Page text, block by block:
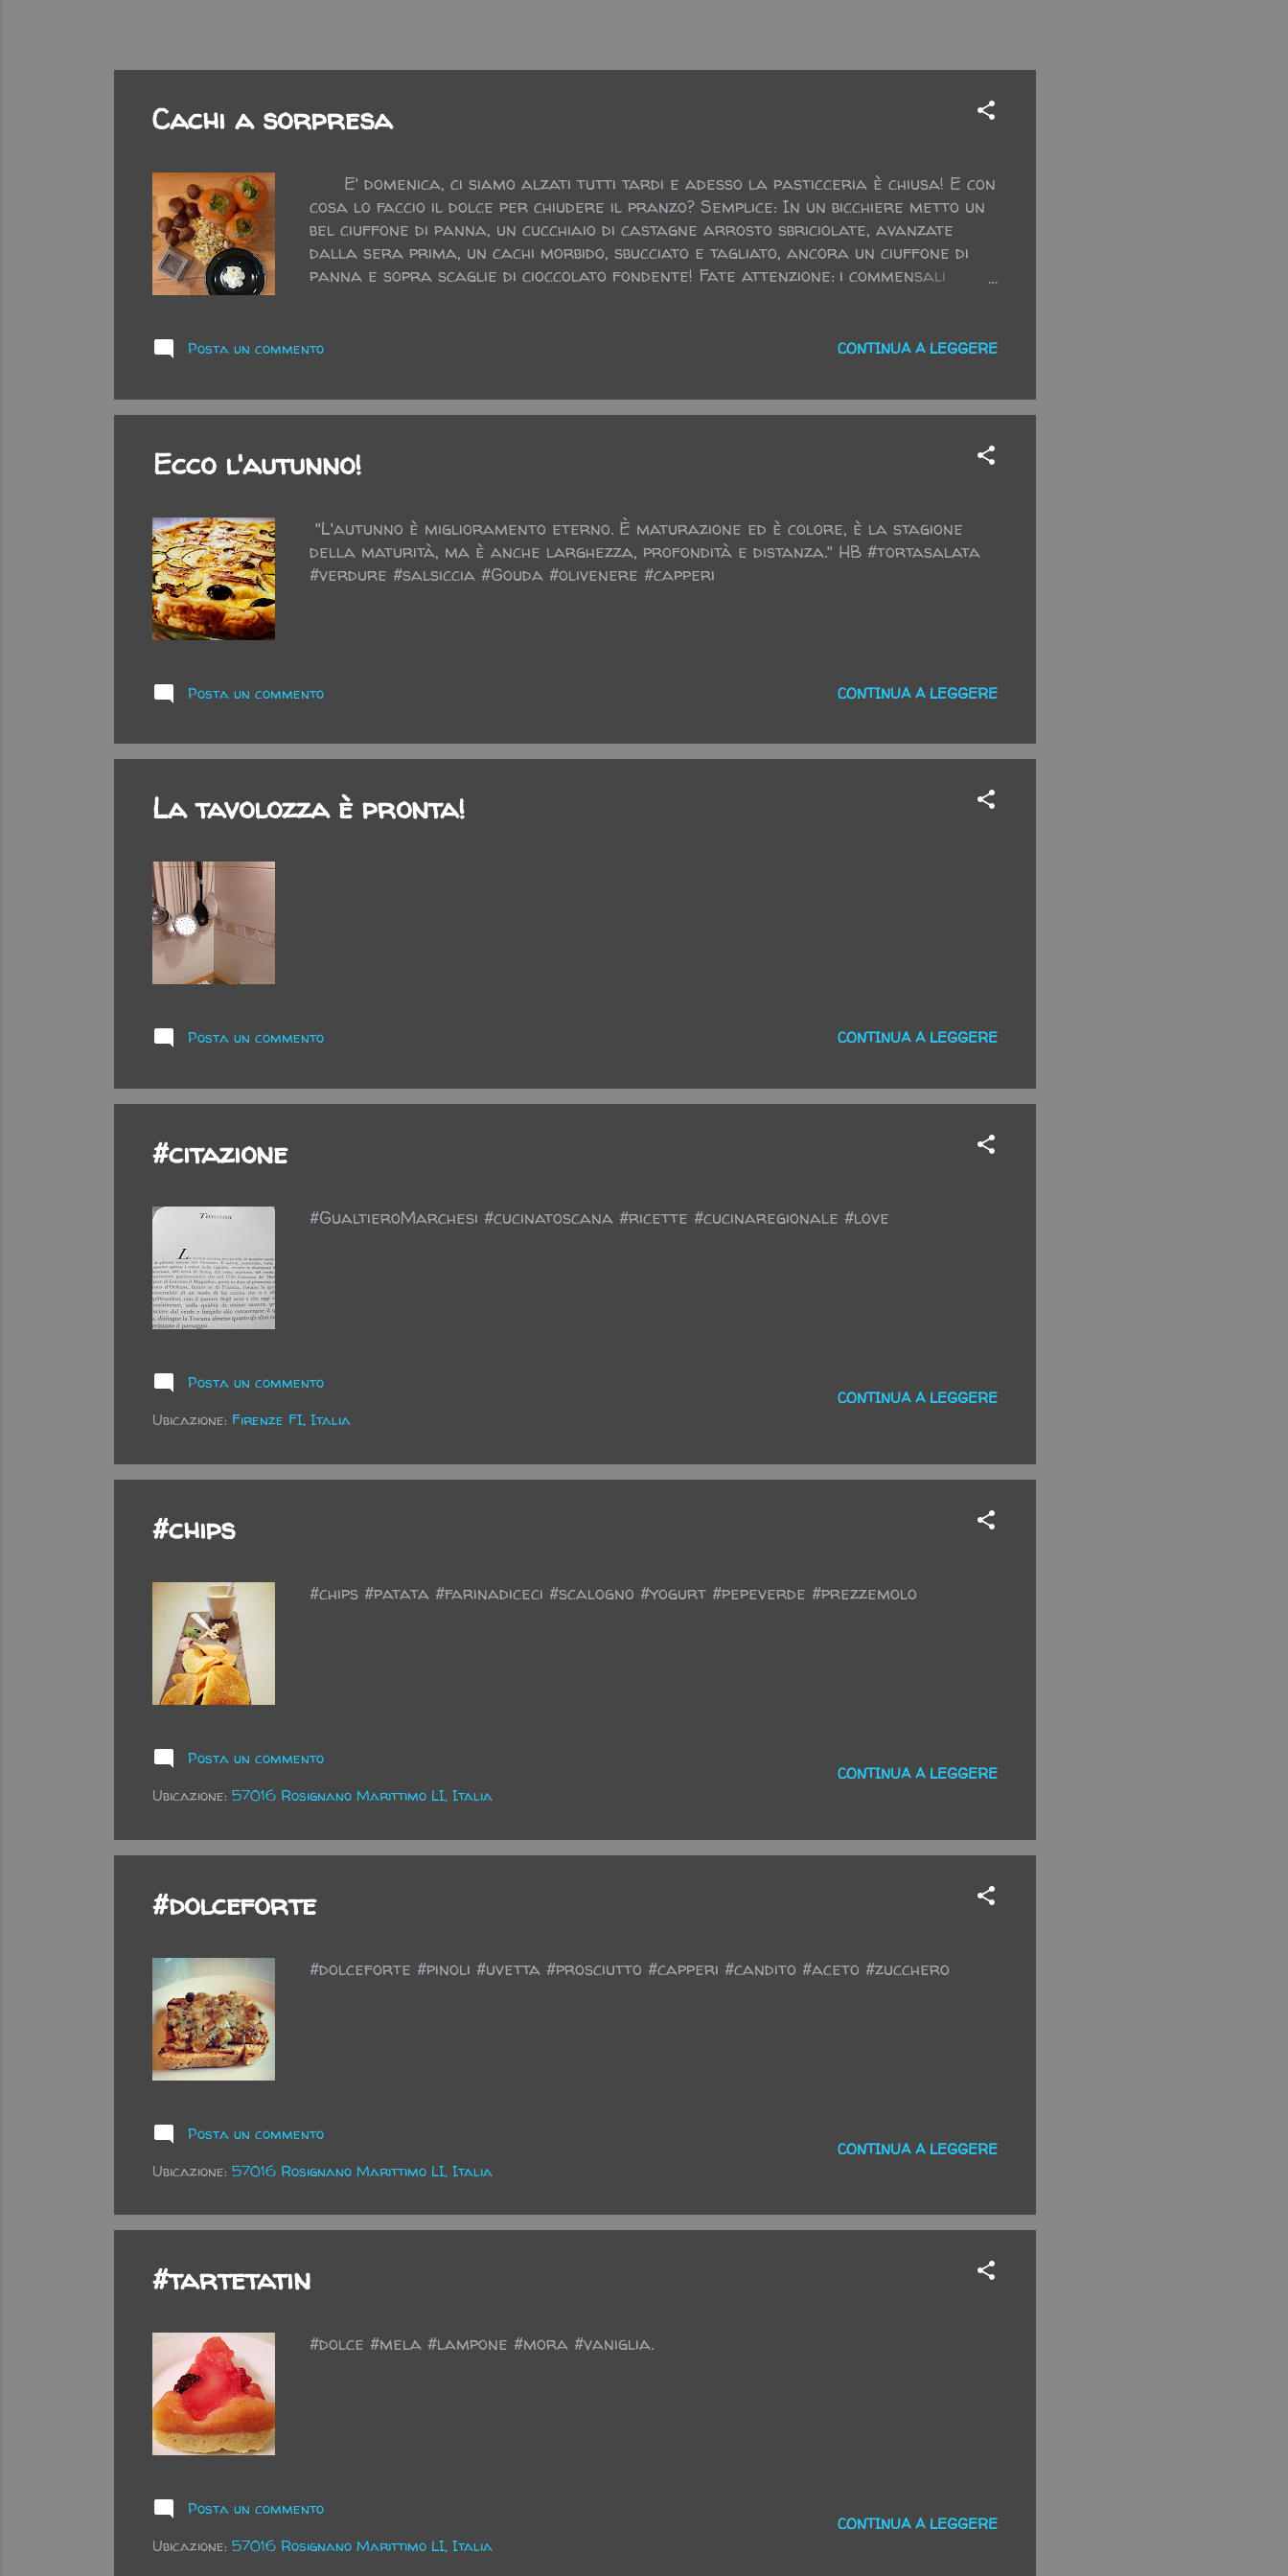
Cachi a sorpresa
E' domenica, ci siamo alzati tutti tardi e adesso la pasticceria è chiusa! E con
cosa lo faccio il dolce per chiudere il pranzo? Semplice: In un bicchiere metto un
bel ciuffone di panna, un cucchiaio di castagne arrosto sbriciolate, avanzate
dalla sera prima, un cachi morbido, sbucciato e tagliato, ancora un ciuffone di
panna e sopra scaglie di cioccolato fondente! Fate attenzione: i commensali
Posta un commento CONTINUA A LEGGERE
Ecco l'autunno!
"L'autunno è miglioramento eterno. È maturazione ed è colore, è la stagione
della maturità, ma è anche larghezza, profondità e distanza." HB #tortasalata
#verdure #salsiccia #Gouda #olivenere #capperi
Posta un commento CONTINUA A LEGGERE
La tavolozza è pronta!
Posta un commento CONTINUA A LEGGERE
#citazione
#GualtieroMarchesi #cucinatoscana #ricette #cucinaregionale #love
Posta un commento
Ubicazione: Firenze FI, Italia
CONTINUA A LEGGERE
#chips
#chips #patata #farinadiceci #scalogno #yogurt #pepeverde #prezzemolo
Posta un commento
Ubicazione: 57016 Rosignano Marittimo LI, Italia
CONTINUA A LEGGERE
#dolceforte
#dolceforte #pinoli #uvetta #prosciutto #capperi #candito #aceto #zucchero
Posta un commento
Ubicazione: 57016 Rosignano Marittimo LI, Italia
CONTINUA A LEGGERE
#tartetatin
#dolce #mela #lampone #mora #vaniglia.
Posta un commento
Ubicazione: 57016 Rosignano Marittimo LI, Italia
CONTINUA A LEGGERE